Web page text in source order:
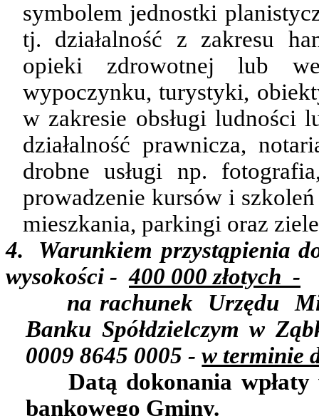
symbolem jednostki
tj. działalność z zakresu
opieki zdrowotnej lub
wypoczynku, turystyki,
w zakresie obsługi ludności
działalność prawnicza,
drobne usługi np.
prowadzenie kursów i
mieszkania, parkingi oraz
4.
Warunkiem przystąpienia
wysokości - 400 000 złotych -
na rachunek
Urzędu
Banku Spółdzielczym w
0009 8645 0005 -w terminie
Datą dokonania
bankowego Gminy.